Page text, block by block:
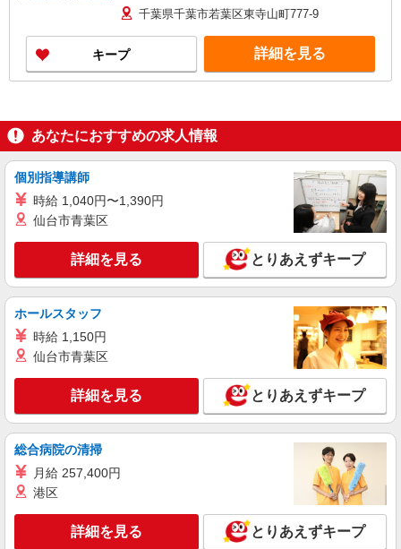
（年間4.2ヶ月分／過去実績） ＜各種手当一覧＞ ●
交通費規定支給 ●資格手当 ＜年収例＞ ●30歳代：
年収450万円 ●40歳代：年収500万円
千葉県千葉市若葉区東寺山町777-9
キープ 詳細を見る
あなたにおすすめの求人情報
個別指導講師
時給 1,040円〜1,390円
仙台市青葉区
詳細を見る とりあえずキープ
ホールスタッフ
時給 1,150円
仙台市青葉区
詳細を見る とりあえずキープ
総合病院の清掃
月給 257,400円
港区
詳細を見る とりあえずキープ